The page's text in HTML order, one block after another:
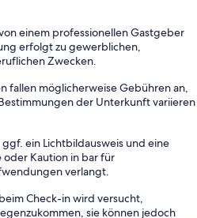
einem professionellen Gastgeber
erfolgt zu gewerblichen,
Zwecken.
fallen möglicherweise Gebühren an,
der Unterkunft variieren
ein Lichtbildausweis und eine
Kaution in bar für
verlangt.
Check-in wird versucht,
sie können jedoch